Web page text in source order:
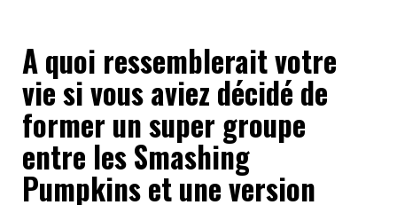
A quoi ressemblerait votre
vie si vous aviez décidé de
former un super groupe
entre les Smashing
Pumpkins et une version